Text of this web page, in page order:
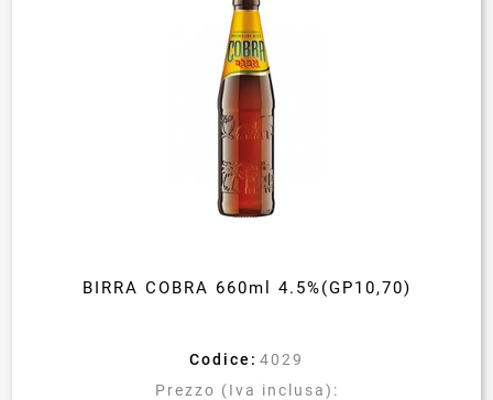
BIRRA COBRA 660ml 4.5%(GP10,70)
Codice: 4029
Prezzo (Iva inclusa):